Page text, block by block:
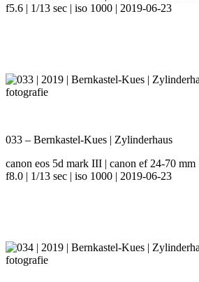
f5.6 | 1/13 sec | iso 1000 | 2019-06-23
033 – Bernkastel-Kues | Zylinderhaus
canon eos 5d mark III | canon ef 24-70 mm
f8.0 | 1/13 sec | iso 1000 | 2019-06-23